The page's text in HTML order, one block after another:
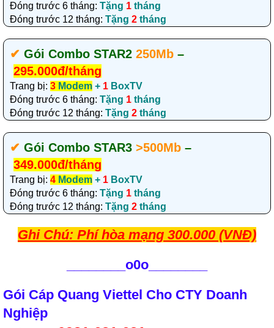
Đóng trước 6 tháng: Tặng 1 tháng
Đóng trước 12 tháng: Tặng 2 tháng
✔‎ Gói Combo STAR2 250Mb –
295.000đ/tháng
Trang bị: 3 Modem + 1 BoxTV
Đóng trước 6 tháng: Tặng 1 tháng
Đóng trước 12 tháng: Tặng 2 tháng
✔‎ Gói Combo STAR3 >500Mb –
349.000đ/tháng
Trang bị: 4 Modem + 1 BoxTV
Đóng trước 6 tháng: Tặng 1 tháng
Đóng trước 12 tháng: Tặng 2 tháng
Ghi Chú: Phí hòa mạng 300.000 (VNĐ)
o0o________
Gói Cáp Quang Viettel Cho CTY Doanh
Nghiệp